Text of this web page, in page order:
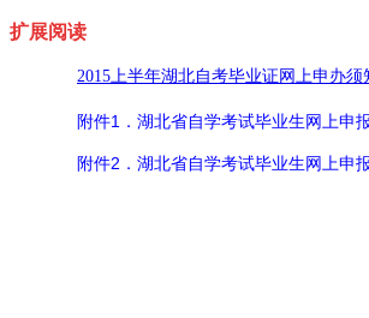
扩展阅读
2015上半年湖北自考毕业证网上申办须
附件1．湖北省自学考试毕业生网上申
附件2．湖北省自学考试毕业生网上申